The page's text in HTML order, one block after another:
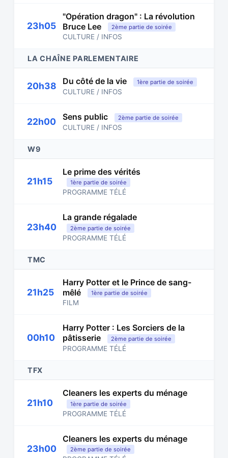
23h05
"Opération dragon" : La révolution
Bruce Lee
2ème partie de soirée
CULTURE / INFOS
LA CHAÎNE PARLEMENTAIRE
20h38 Du côté de la vie 1ère partie de soirée
CULTURE / INFOS
22h00 Sens public 2ème partie de soirée
CULTURE / INFOS
W9
21h15
Le prime des vérités
1ère partie de soirée
PROGRAMME TÉLÉ
23h40
La grande régalade
2ème partie de soirée
PROGRAMME TÉLÉ
TMC
21h25
Harry Potter et le Prince de sang-
mêlé
1ère partie de soirée
FILM
00h10
Harry Potter : Les Sorciers de la
pâtisserie
2ème partie de soirée
PROGRAMME TÉLÉ
TFX
21h10
Cleaners les experts du ménage
1ère partie de soirée
PROGRAMME TÉLÉ
23h00
Cleaners les experts du ménage
2ème partie de soirée